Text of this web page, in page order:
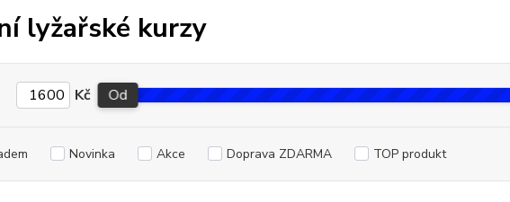
lyžařské kurzy
Kč Od
Novinka Akce Doprava ZDARMA TOP produkt